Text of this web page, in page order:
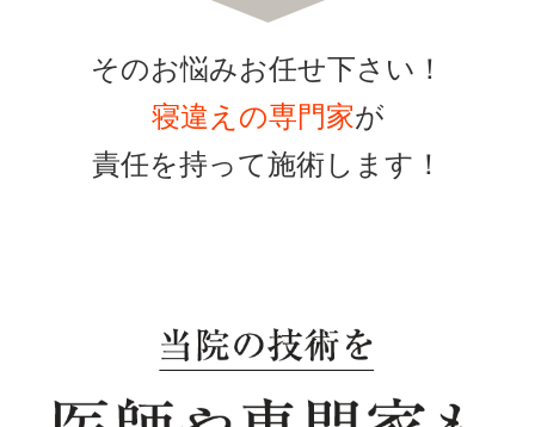
そのお悩みお任せ下さい！
寝違えの専門家が
責任を持って施術します！